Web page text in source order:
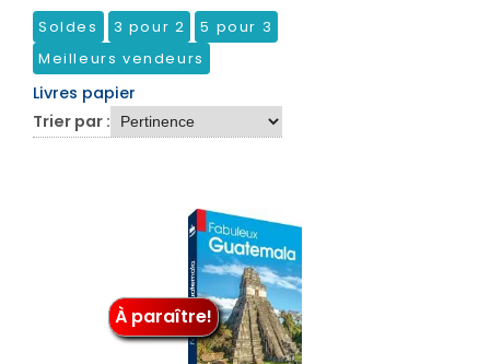
Soldes 3 pour 2
5 pour 3
Meilleurs vendeurs
Livres papier
Trier par :
À paraître!